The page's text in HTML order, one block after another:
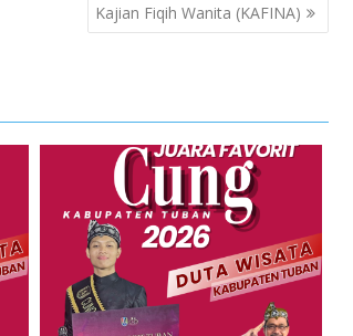
Kajian Fiqih Wanita (KAFINA)